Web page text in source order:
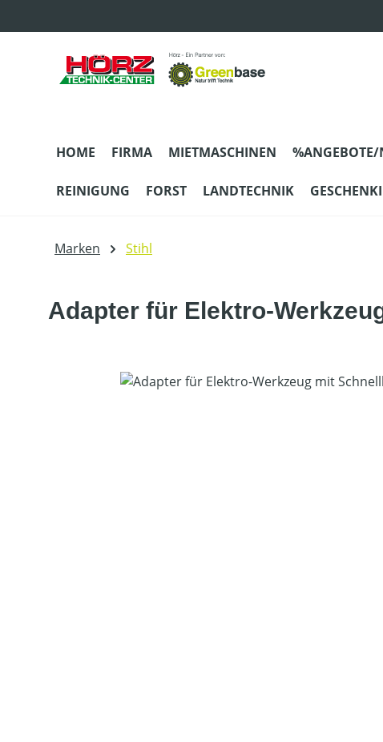
HOME FIRMA MIETMASCHINEN
REINIGUNG FORST LANDTECHNIK
Marken Stihl
Adapter für Elektro-
Bildergalerie überspringen